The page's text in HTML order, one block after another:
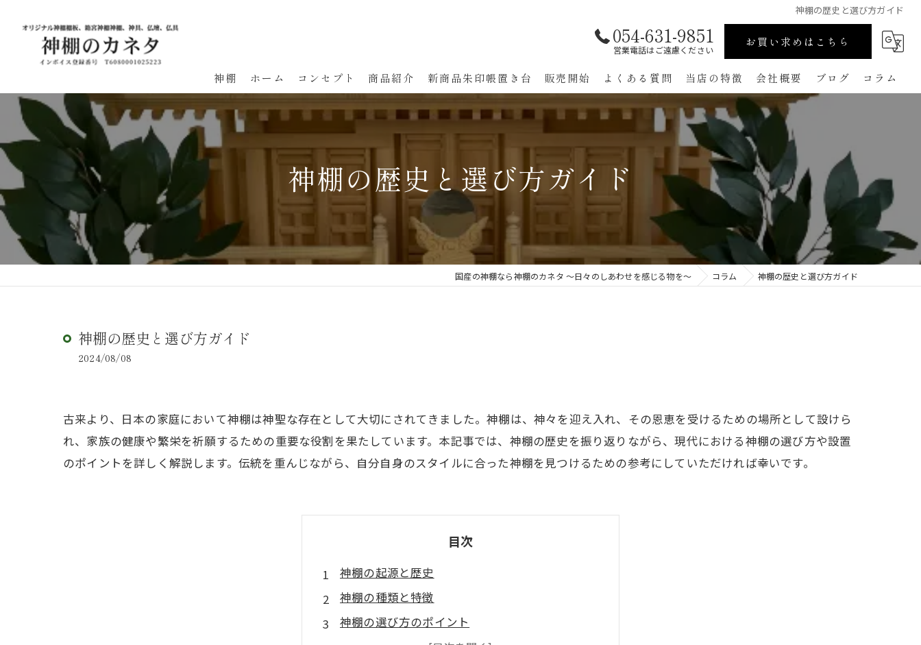
神棚の歴史と選び方ガイド
054-631-9851
営業電話はご遠慮ください
お買い求めはこちら
神棚 ホーム コンセプト
代表あいさつ
商品紹介 新商品朱印帳置き台 販売開始 よくある質問 当店の特徴
高級
ペット用
手作り
通販
会社概要 ブログ コラム
神棚の歴史と選び方ガイド
国産の神棚なら神棚のカネタ ～日々のしあわせを感じる物を～ コラム 神棚の歴史と選び方ガイド
神棚の歴史と選び方ガイド
2024/08/08
古来より、日本の家庭において神棚は神聖な存在として大切にされてきました。神棚は、神々を迎え入れ、その恩恵を受けるための場所として設けら
れ、家族の健康や繁栄を祈願するための重要な役割を果たしています。本記事では、神棚の歴史を振り返りながら、現代における神棚の選び方や設置
のポイントを詳しく解説します。伝統を重んじながら、自分自身のスタイルに合った神棚を見つけるための参考にしていただければ幸いです。
目次
神棚の起源と歴史
神棚の種類と特徴
神棚の選び方のポイント